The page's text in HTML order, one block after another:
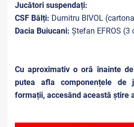
Jucători suspendați:
CSF Bălți: Dumitru BIVOL
Dacia Buiucani: Ștefan EFROS
Cu aproximativ o oră înainte
putea afla componențele de
formații, accesând această știre